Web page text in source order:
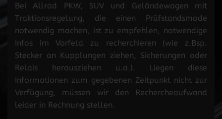
Bei Allrad PKW, SUV und Geländewagen mit
Traktionsregelung, die einen Prüfstandsmode
notwendig machen, ist zu empfehlen, notwendige
Infos im Vorfeld zu recherchieren (wie z.Bsp.
Stecker an Kupplungen ziehen, Sicherungen oder
Relais herausziehen u.a.). Liegen diese
Informationen zum gegebenen Zeitpunkt nicht zur
Verfügung, müssen wir den Rechercheaufwand
leider in Rechnung stellen.